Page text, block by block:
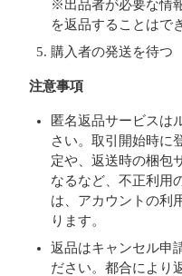
※出品者が必要な情
を返品することはで
購入者の発送を待つ
注意事項
匿名返品サービスは
さい。取引開始時に
定や、返送時の梱包
なるなど、不正利用
は、アカウントの利
ります。
返品はキャンセル申
ださい。都合により